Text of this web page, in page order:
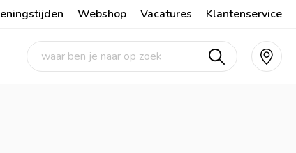
Webshop Vacatures Klantenservice